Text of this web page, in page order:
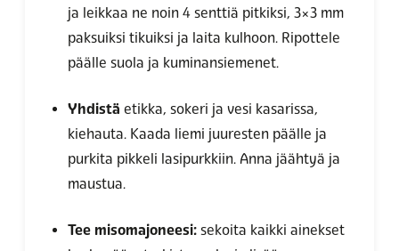
ja leikkaa ne noin 4 senttiä pitkiksi, 3×3 mm
paksuiksi tikuiksi ja laita kulhoon. Ripottele
päälle suola ja kuminansiemenet.
Yhdistä etikka, sokeri ja vesi kasarissa,
kiehauta. Kaada liemi juuresten päälle ja
purkita pikkeli lasipurkkiin. Anna jäähtyä ja
maustua.
Tee misomajoneesi: sekoita kaikki ainekset